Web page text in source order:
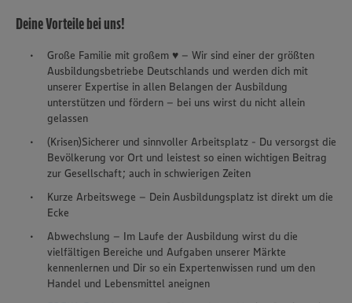
Deine Vorteile bei uns!
Große Familie mit großem ♥ – Wir sind einer der größten
Ausbildungsbetriebe Deutschlands und werden dich mit
unserer Expertise in allen Belangen der Ausbildung
unterstützen und fördern – bei uns wirst du nicht allein
gelassen
(Krisen)Sicherer und sinnvoller Arbeitsplatz - Du versorgst die
Bevölkerung vor Ort und leistest so einen wichtigen Beitrag
zur Gesellschaft; auch in schwierigen Zeiten
Kurze Arbeitswege – Dein Ausbildungsplatz ist direkt um die
Ecke
Abwechslung – Im Laufe der Ausbildung wirst du die
vielfältigen Bereiche und Aufgaben unserer Märkte
kennenlernen und Dir so ein Expertenwissen rund um den
Handel und Lebensmittel aneignen